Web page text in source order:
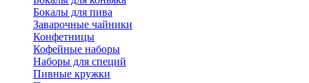
Бокалы для пива
Заварочные чайники
Конфетницы
Кофейные наборы
Наборы для специй
Пивные кружки